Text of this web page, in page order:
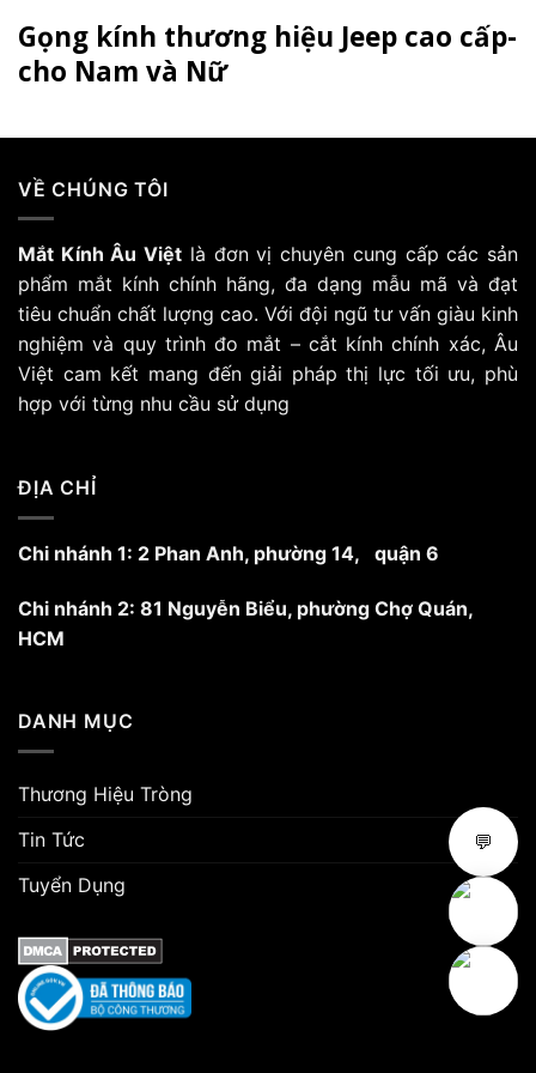
Gọng kính thương hiệu Jeep cao cấp-
cho Nam và Nữ
VỀ CHÚNG TÔI
Mắt Kính Âu Việt là đơn vị chuyên cung cấp các sản
phẩm mắt kính chính hãng, đa dạng mẫu mã và đạt
tiêu chuẩn chất lượng cao. Với đội ngũ tư vấn giàu kinh
nghiệm và quy trình đo mắt – cắt kính chính xác, Âu
Việt cam kết mang đến giải pháp thị lực tối ưu, phù
hợp với từng nhu cầu sử dụng
ĐỊA CHỈ
Chi nhánh 1: 2 Phan Anh, phường 14, quận 6
Chi nhánh 2: 81 Nguyễn Biểu, phường Chợ Quán,
HCM
DANH MỤC
Thương Hiệu Tròng
Tin Tức
Tuyển Dụng
💬